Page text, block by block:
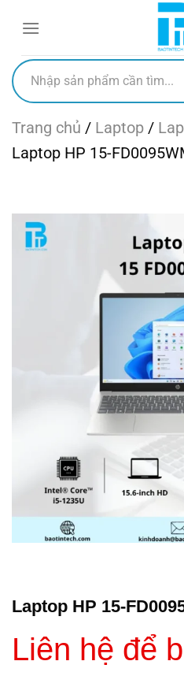
dungTìm
kiếm:
Trang chủ / Laptop /
Laptop HP 15-
Laptop HP 15-
Liên hệ để